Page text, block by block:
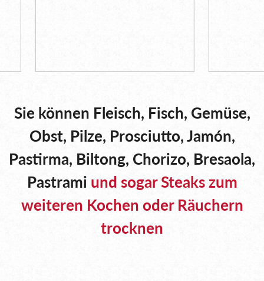
Sie können Fleisch, Fisch, Gemüse,
Obst, Pilze, Prosciutto, Jamón,
Pastirma, Biltong, Chorizo, Bresaola,
Pastrami und sogar Steaks zum
weiteren Kochen oder Räuchern
trocknen